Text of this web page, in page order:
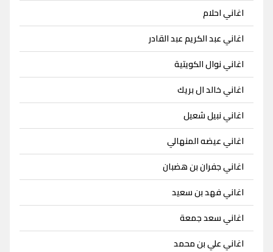
اغاني احلام
اغاني عبد الكريم عبد القادر
اغاني نوال الكويتية
اغاني خالد ال بريك
اغاني نبيل شعيل
اغاني عيضه المنهالي
اغاني جفران بن هضبان
اغاني فهد بن سعيد
اغاني سعد جمعة
اغاني علي بن محمد